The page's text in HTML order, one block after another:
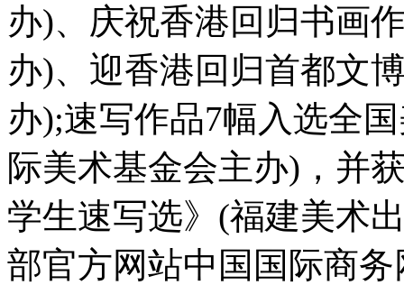
办)、庆祝香港回归书画
办)、迎香港回归首都文
办);速写作品7幅入选全
际美术基金会主办)，并
学生速写选》(福建美术
部官方网站中国国际商